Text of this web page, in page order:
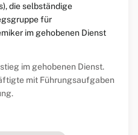
die selbständige
für
im gehobenen Dienst
im gehobenen Dienst.
mit Führungsaufgaben